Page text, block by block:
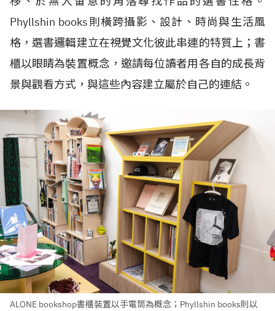
Phyllshin books則橫跨攝影、設計、時尚與生活風
格，選書邏輯建立在視覺文化彼此串連的特質上；書
櫃以眼睛為裝置概念，邀請每位讀者用各自的成長背
景與觀看方式，與這些內容建立屬於自己的連結。
ALONE bookshop書櫃裝置以手電筒為概念；Phyllshin books則以